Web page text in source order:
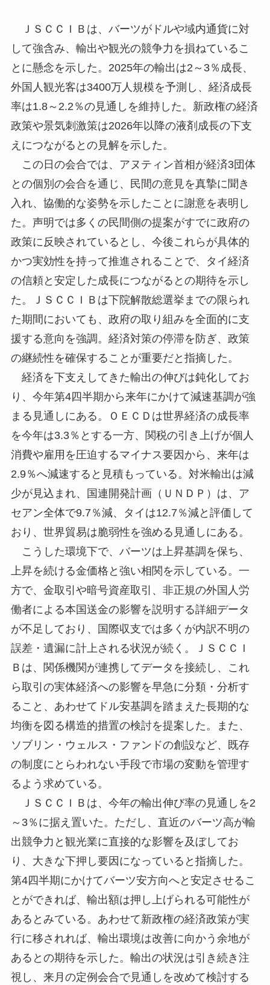
ＪＳＣＣＩＢは、バーツがドルや域内通貨に対
して強含み、輸出や観光の競争力を損ねているこ
とに懸念を示した。2025年の輸出は2～3％成長、
外国人観光客は3400万人規模を予測し、経済成長
率は1.8～2.2％の見通しを維持した。新政権の経済
政策や景気刺激策は2026年以降の液剤成長の下支
えにつながるとの見解を示した。
この日の会合では、アヌティン首相が経済3団体
との個別の会合を通じ、民間の意見を真摯に聞き
入れ、協働的な姿勢を示したことに謝意を表明し
た。声明では多くの民間側の提案がすでに政府の
政策に反映されているとし、今後これらが具体的
かつ実効性を持って推進されることで、タイ経済
の信頼と安定した成長につながるとの期待を示し
た。ＪＳＣＣＩＢは下院解散総選挙までの限られ
た期間においても、政府の取り組みを全面的に支
援する意向を強調。経済対策の停滞を防ぎ、政策
の継続性を確保することが重要だと指摘した。
経済を下支えしてきた輸出の伸びは鈍化してお
り、今年第4四半期から来年にかけて減速基調が強
まる見通しにある。ＯＥＣＤは世界経済の成長率
を今年は3.3％とする一方、関税の引き上げが個人
消費や雇用を圧迫するマイナス要因から、来年は
2.9％へ減速すると見積もっている。対米輸出は減
少が見込まれ、国連開発計画（ＵＮＤＰ）は、ア
セアン全体で9.7％減、タイは12.7％減と評価して
おり、世界貿易は脆弱性を強める見通しにある。
こうした環境下で、バーツは上昇基調を保ち、
上昇を続ける金価格と強い相関を示している。一
方で、金取引や暗号資産取引、非正規の外国人労
働者による本国送金の影響を説明する詳細データ
が不足しており、国際収支では多くが内訳不明の
誤差・遺漏に計上される状況が続く。ＪＳＣＣＩ
Ｂは、関係機関が連携してデータを接続し、これ
ら取引の実体経済への影響を早急に分類・分析す
ること、あわせてドル安基調を踏まえた長期的な
均衡を図る構造的措置の検討を提案した。また、
ソブリン・ウェルス・ファンドの創設など、既存
の制度にとらわれない手段で市場の変動を管理す
るよう求めている。
ＪＳＣＣＩＢは、今年の輸出伸び率の見通しを2
～3％に据え置いた。ただし、直近のバーツ高が輸
出競争力と観光業に直接的な影響を及ぼしてお
り、大きな下押し要因になっていると指摘した。
第4四半期にかけてバーツ安方向へと安定させるこ
とができれば、輸出額は押し上げられる可能性が
あるとみている。あわせて新政権の経済政策が実
行に移されれば、輸出環境は改善に向かう余地が
あるとの期待を示した。輸出の状況は引き続き注
視し、来月の定例会合で見通しを改めて検討する